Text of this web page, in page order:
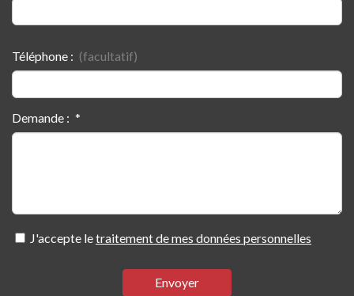
Téléphone :
Demande :
J'accepte letraitement de mes données personnelles
Envoyer